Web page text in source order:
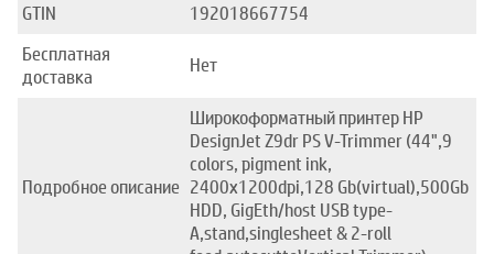
GTIN
192018667754
Бесплатная
доставка
Нет
Подробное описание
Широкоформатный принтер HP
DesignJet Z9dr PS V-Trimmer (44",9
colors, pigment ink,
2400x1200dpi,128 Gb(virtual),500Gb
HDD, GigEth/host USB type-
A,stand,singlesheet & 2-roll